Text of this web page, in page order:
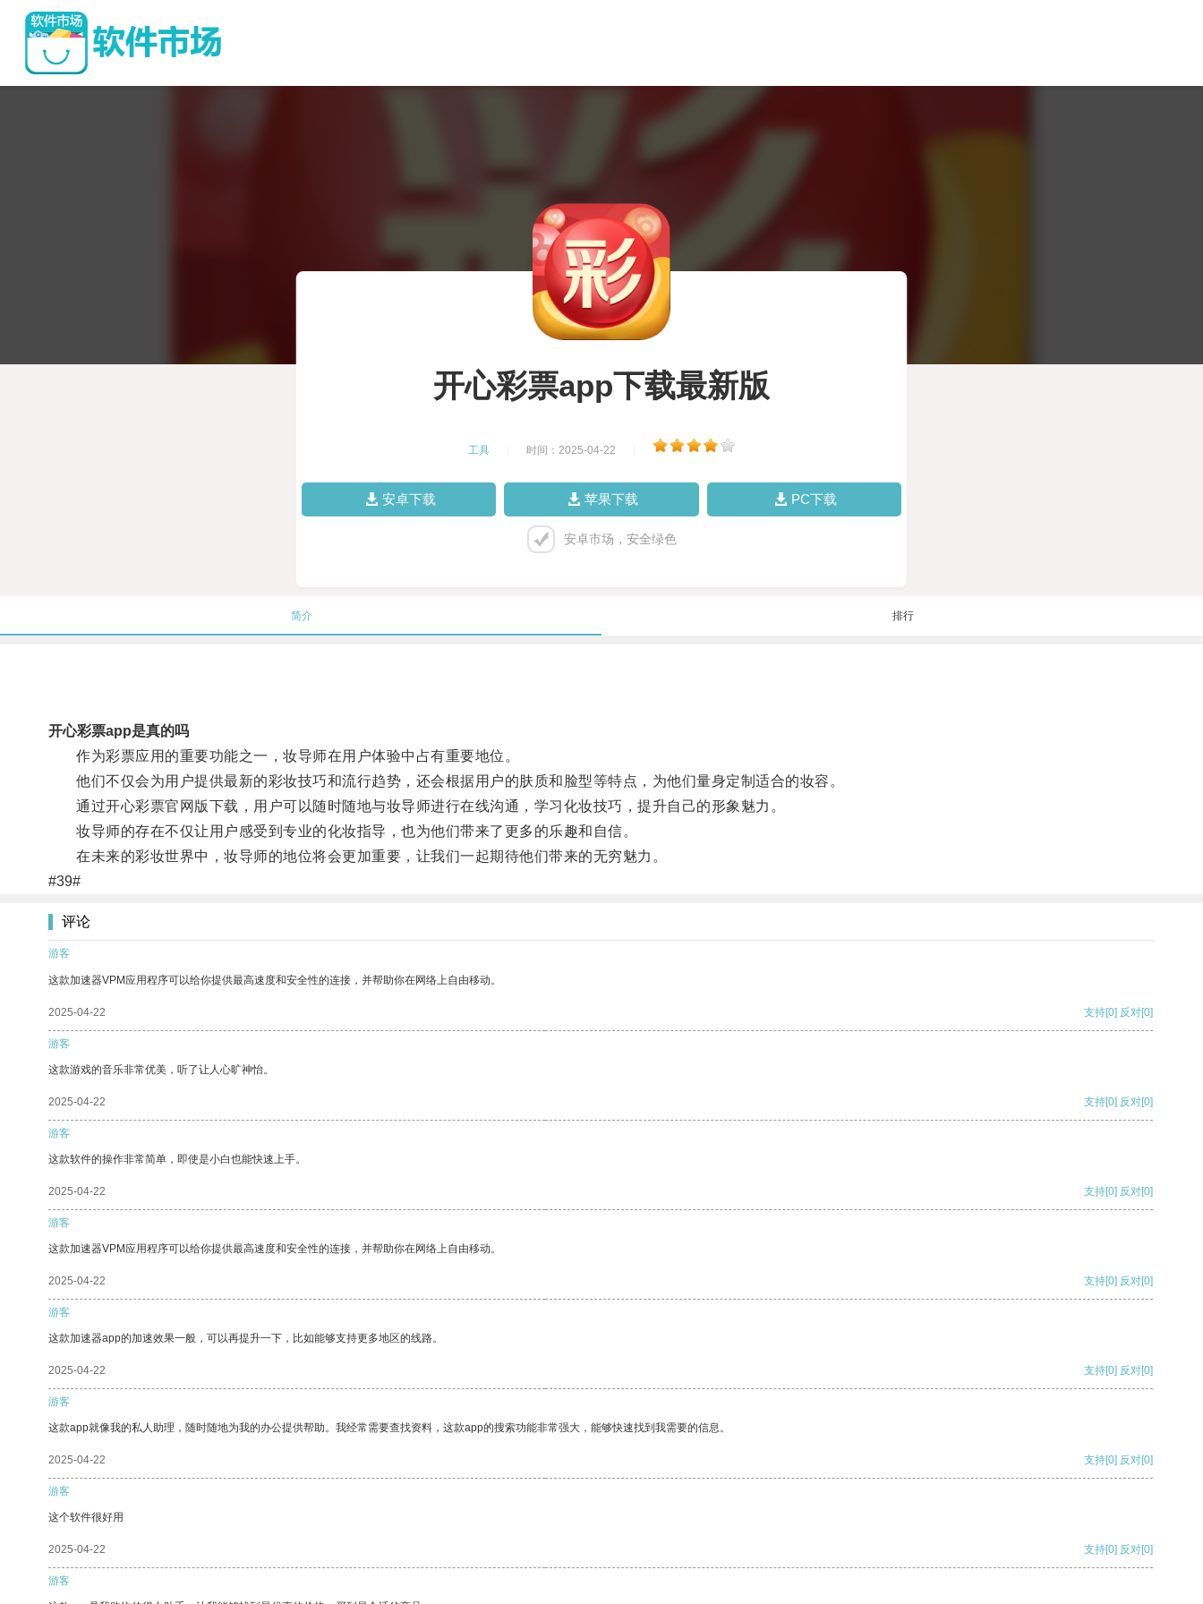
开心彩票app下载最新版
工具 时间：2025-04-22
安卓下载 苹果下载 PC下载
安卓市场，安全绿色
简介 排行
开心彩票app是真的吗
作为彩票应用的重要功能之一，妆导师在用户体验中占有重要地位。
他们不仅会为用户提供最新的彩妆技巧和流行趋势，还会根据用户的肤质和脸型等特点，为他们量身定制适合的妆容。
通过开心彩票官网版下载，用户可以随时随地与妆导师进行在线沟通，学习化妆技巧，提升自己的形象魅力。
妆导师的存在不仅让用户感受到专业的化妆指导，也为他们带来了更多的乐趣和自信。
在未来的彩妆世界中，妆导师的地位将会更加重要，让我们一起期待他们带来的无穷魅力。
#39#
评论
游客
这款加速器VPM应用程序可以给你提供最高速度和安全性的连接，并帮助你在网络上自由移动。
2025-04-22 支持[0] 反对[0]
游客
这款游戏的音乐非常优美，听了让人心旷神怡。
2025-04-22 支持[0] 反对[0]
游客
这款软件的操作非常简单，即使是小白也能快速上手。
2025-04-22 支持[0] 反对[0]
游客
这款加速器VPM应用程序可以给你提供最高速度和安全性的连接，并帮助你在网络上自由移动。
2025-04-22 支持[0] 反对[0]
游客
这款加速器app的加速效果一般，可以再提升一下，比如能够支持更多地区的线路。
2025-04-22 支持[0] 反对[0]
游客
这款app就像我的私人助理，随时随地为我的办公提供帮助。我经常需要查找资料，这款app的搜索功能非常强大，能够快速找到我需要的信息。
2025-04-22 支持[0] 反对[0]
游客
这个软件很好用
2025-04-22 支持[0] 反对[0]
游客